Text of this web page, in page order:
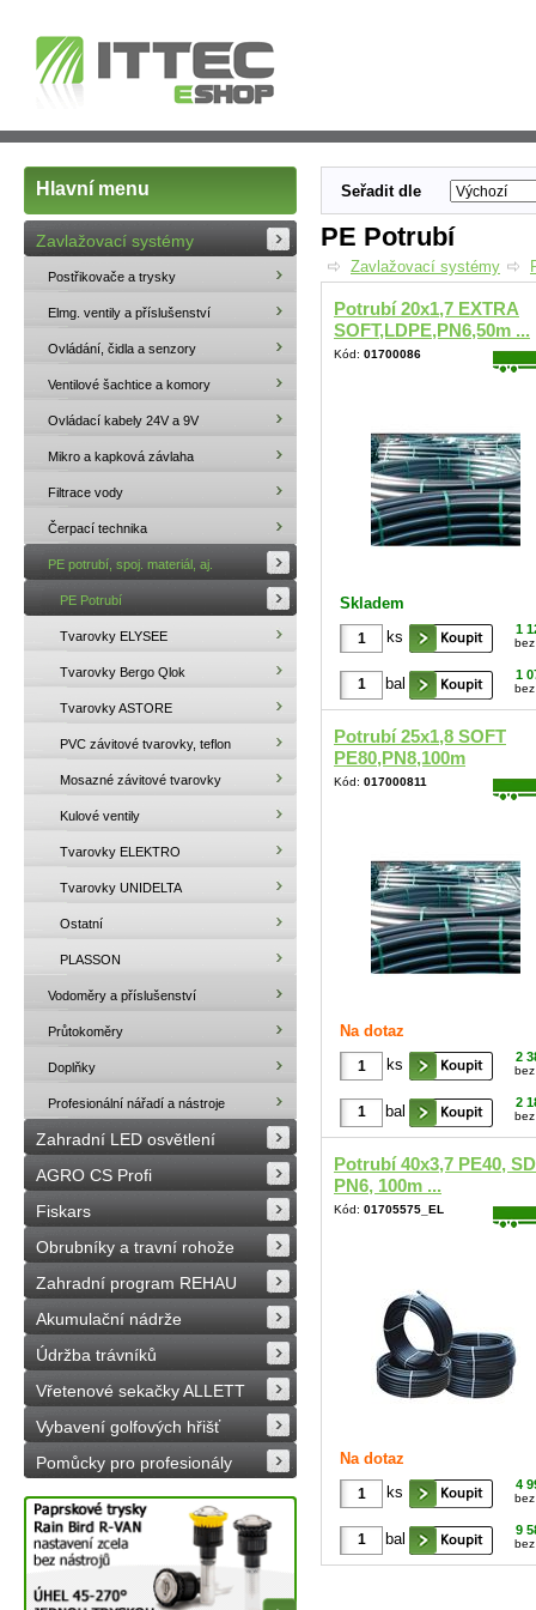
Hlavní menu
Zavlažovací systémy
Postřikovače a trysky
Elmg. ventily a příslušenství
Ovládání, čidla a senzory
Ventilové šachtice a komory
Ovládací kabely 24V a 9V
Mikro a kapková závlaha
Filtrace vody
Čerpací technika
PE potrubí, spoj. materiál, aj.
PE Potrubí
Tvarovky ELYSEE
Tvarovky Bergo Qlok
Tvarovky ASTORE
PVC závitové tvarovky, teflon
Mosazné závitové tvarovky
Kulové ventily
Tvarovky ELEKTRO
Tvarovky UNIDELTA
Ostatní
PLASSON
Vodoměry a příslušenství
Průtokoměry
Doplňky
Profesionální nářadí a nástroje
Zahradní LED osvětlení
AGRO CS Profi
Fiskars
Obrubníky a travní rohože
Zahradní program REHAU
Akumulační nádrže
Údržba trávníků
Vřetenové sekačky ALLETT
Vybavení golfových hřišť
Pomůcky pro profesionály
Seřadit dle
PE Potrubí
Zavlažovací systémy
Potrubí 20x1,7 EXTRA
SOFT,LDPE,PN6,50m ...
Kód: 01700086
Skladem
ks
1
bal 1
Potrubí 25x1,8 SOFT
PE80,PN8,100m
Kód: 017000811
Na dotaz
ks
2
bal 2
Potrubí 40x3,7 PE40,
PN6, 100m ...
Kód: 01705575_EL
Na dotaz
ks
4
bal 9